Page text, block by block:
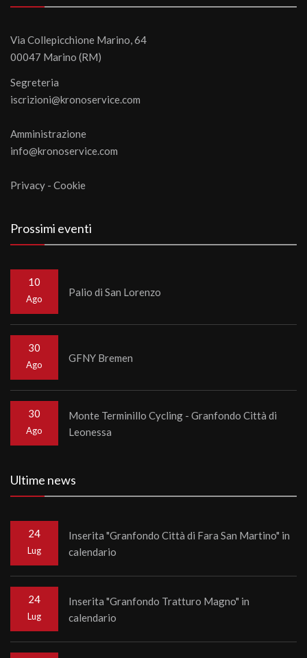
Via Collepicchione Marino, 64
00047 Marino (RM)
Segreteria
iscrizioni@kronoservice.com
Amministrazione
info@kronoservice.com
Privacy - Cookie
Prossimi eventi
10
Ago
Palio di San Lorenzo
30
Ago
GFNY Bremen
30
Ago
Monte Terminillo Cycling - Granfondo Città di
Leonessa
Ultime news
24
Lug
Inserita "Granfondo Città di Fara San Martino" in
calendario
24
Lug
Inserita "Granfondo Tratturo Magno" in
calendario